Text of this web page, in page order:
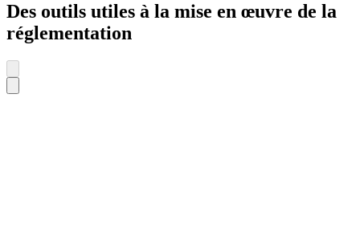
Des outils utiles à la mise en œuvre de la
réglementation